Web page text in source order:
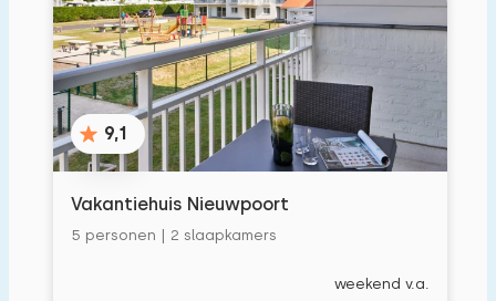
9,1
Vakantiehuis Nieuwpoort
5 personen | 2 slaapkamers
weekend v.a.